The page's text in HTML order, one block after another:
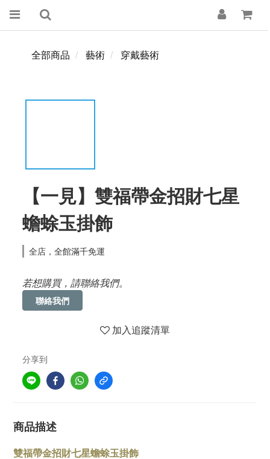
全部商品 藝術 穿戴藝術
【一見】雙福帶金招財七星
蟾蜍玉掛飾
全店，全館滿千免運
若想購買，請聯絡我們。
聯絡我們
加入追蹤清單
分享到
商品描述
雙福帶金招財七星蟾蜍玉掛飾